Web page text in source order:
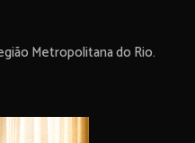
Metropolitana do Rio.